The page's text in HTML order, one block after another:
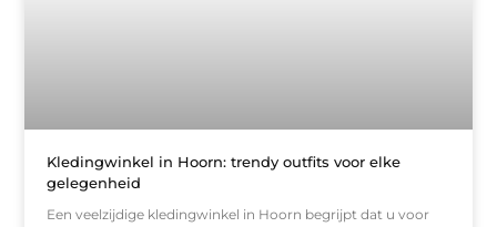
Kledingwinkel in Hoorn: trendy outfits voor elke
gelegenheid
Een veelzijdige kledingwinkel in Hoorn begrijpt dat u voor